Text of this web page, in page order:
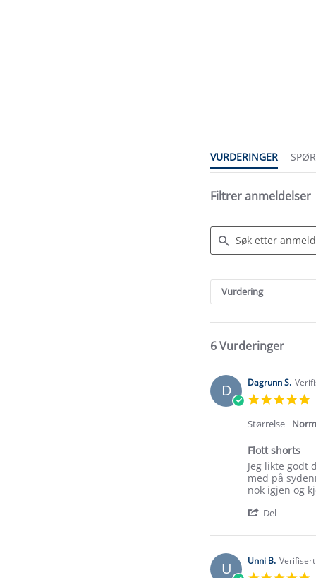
VURDERINGER
Filtrer anmeldelser
Reviews
Vurdering
6 Vurderinger
D Dagrunn S.
Størrelse
Flott shorts
Review
by
Dagrunn
on
Oct
review
stating
Flott
Jeg likte godt
med på
nok igjen og
Del
S.
U Unni B.